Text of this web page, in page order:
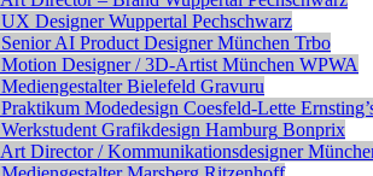
UX Designer Wuppertal Pechschwarz
Senior AI Product Designer München Trbo
Motion Designer / 3D-Artist München WPWA
Mediengestalter Bielefeld Gravuru
Praktikum Modedesign Coesfeld-Lette
Werkstudent Grafikdesign Hamburg Bonprix
Art Director / Kommunikationsdesigner